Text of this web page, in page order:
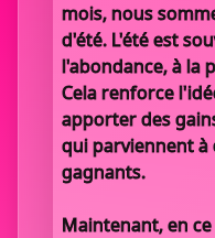
mois, nous
d'été. L'été est
l'abondance, à la
Cela renforce
apporter des
qui parviennent à
gagnants.
Maintenant, en